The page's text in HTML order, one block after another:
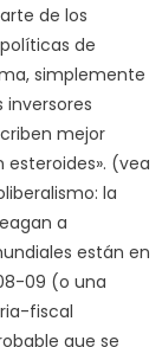
de los
de
simplemente
inversores
mejor
esteroides». (vea
la
a
están en
09 (o una
fiscal
que se